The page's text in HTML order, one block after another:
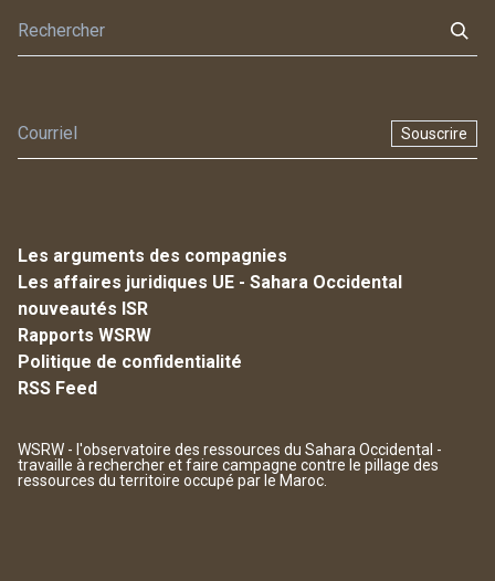
Souscrire
Les arguments des compagnies
Les affaires juridiques UE - Sahara Occidental
nouveautés ISR
Rapports WSRW
Politique de confidentialité
RSS Feed
WSRW - l'observatoire des ressources du Sahara Occidental -
travaille à rechercher et faire campagne contre le pillage des
ressources du territoire occupé par le Maroc.